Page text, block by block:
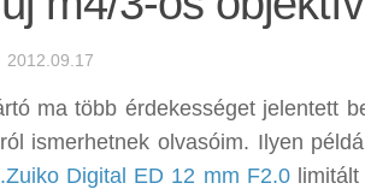
2012.09.17
ma több érdekességet jelentett
ismerhetnek olvasóim. Ilyen
Digital ED 12 mm F2.0limitált